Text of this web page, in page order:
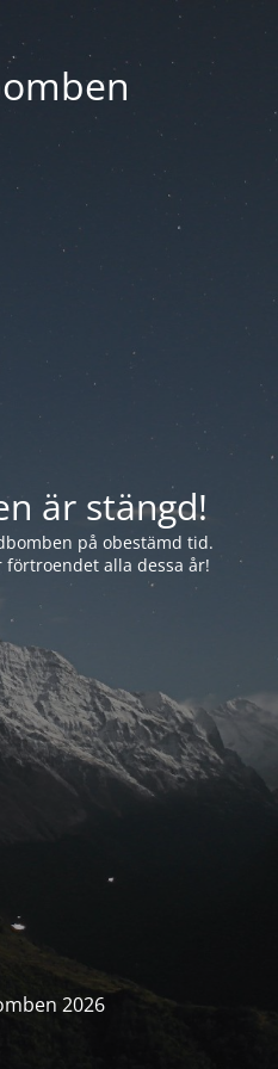
är stängd!
på obestämd tid.
alla dessa år!
2026